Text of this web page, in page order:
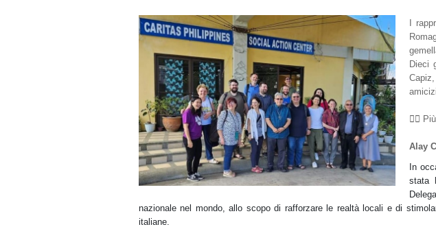
I
Dieci
👉🏻
Alay
In
stata
nazionale nel mondo, allo scopo di rafforzare le realtà locali e di
italiane.